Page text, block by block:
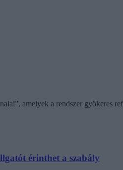
amelyek a rendszer gyökeres
érinthet a szabály